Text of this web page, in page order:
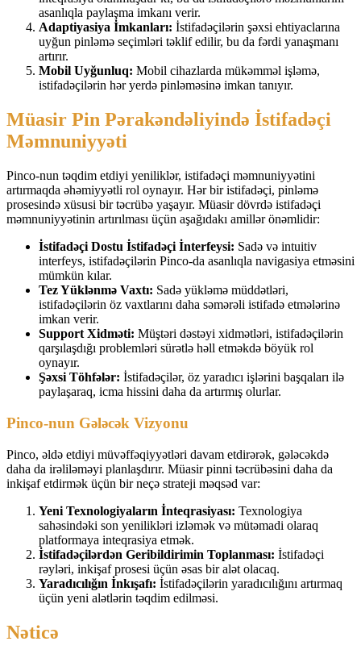
asanlıqla paylaşma imkanı verir.
Adaptiyasiya İmkanları: İstifadəçilərin şəxsi ehtiyaclarına
uyğun pinləmə seçimləri təklif edilir, bu da fərdi yanaşmanı
artırır.
Mobil Uyğunluq: Mobil cihazlarda mükəmməl işləmə,
istifadəçilərin hər yerdə pinləməsinə imkan tanıyır.
Müasir Pin Pərakəndəliyində İstifadəçi
Məmnuniyyəti
Pinco-nun təqdim etdiyi yeniliklər, istifadəçi məmnuniyyətini
artırmaqda əhəmiyyətli rol oynayır. Hər bir istifadəçi, pinləmə
prosesində xüsusi bir təcrübə yaşayır. Müasir dövrdə istifadəçi
məmnuniyyətinin artırılması üçün aşağıdakı amillər önəmlidir:
İstifadəçi Dostu İstifadəçi İnterfeysi: Sadə və intuitiv
interfeys, istifadəçilərin Pinco-da asanlıqla navigasiya etməsini
mümkün kılar.
Tez Yüklənmə Vaxtı: Sadə yükləmə müddətləri,
istifadəçilərin öz vaxtlarını daha səmərəli istifadə etmələrinə
imkan verir.
Support Xidməti: Müştəri dəstəyi xidmətləri, istifadəçilərin
qarşılaşdığı problemləri sürətlə həll etməkdə böyük rol
oynayır.
Şəxsi Töhfələr: İstifadəçilər, öz yaradıcı işlərini başqaları ilə
paylaşaraq, icma hissini daha da artırmış olurlar.
Pinco-nun Gələcək Vizyonu
Pinco, əldə etdiyi müvəffəqiyyətləri davam etdirərək, gələcəkdə
daha da irəliləməyi planlaşdırır. Müasir pinni təcrübəsini daha da
inkişaf etdirmək üçün bir neçə strateji məqsəd var:
Yeni Texnologiyaların İnteqrasiyası: Texnologiya
sahəsindəki son yenilikləri izləmək və mütəmadi olaraq
platformaya inteqrasiya etmək.
İstifadəçilərdən Geribildirimin Toplanması: İstifadəçi
rəyləri, inkişaf prosesi üçün əsas bir alət olacaq.
Yaradıcılığın İnkışafı: İstifadəçilərin yaradıcılığını artırmaq
üçün yeni alətlərin təqdim edilməsi.
Nəticə